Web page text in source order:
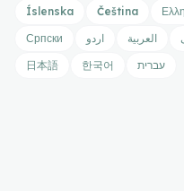
Íslenska
Čeština
Српски
اردو العربية
日本語
한국어 עברית